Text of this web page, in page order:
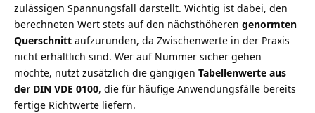
zulässigen Spannungsfall darstellt. Wichtig ist dabei, den
berechneten Wert stets auf den nächsthöheren genormten
Querschnitt aufzurunden, da Zwischenwerte in der Praxis
nicht erhältlich sind. Wer auf Nummer sicher gehen
möchte, nutzt zusätzlich die gängigen Tabellenwerte aus
der DIN VDE 0100, die für häufige Anwendungsfälle bereits
fertige Richtwerte liefern.